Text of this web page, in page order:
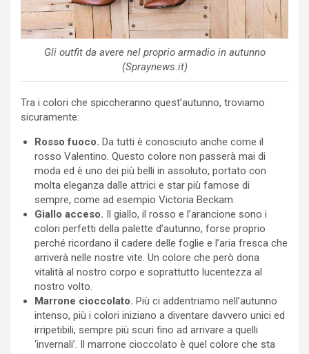
Gli outfit da avere nel proprio armadio in autunno
(Spraynews.it)
Tra i colori che spiccheranno quest’autunno, troviamo
sicuramente:
Rosso fuoco. Da tutti è conosciuto anche come il
rosso Valentino. Questo colore non passerà mai di
moda ed è uno dei più belli in assoluto, portato con
molta eleganza dalle attrici e star più famose di
sempre, come ad esempio Victoria Beckam.
Giallo acceso. Il giallo, il rosso e l’arancione sono i
colori perfetti della palette d’autunno, forse proprio
perché ricordano il cadere delle foglie e l’aria fresca che
arriverà nelle nostre vite. Un colore che però dona
vitalità al nostro corpo e soprattutto lucentezza al
nostro volto.
Marrone cioccolato. Più ci addentriamo nell’autunno
intenso, più i colori iniziano a diventare davvero unici ed
irripetibili, sempre più scuri fino ad arrivare a quelli
‘invernali’. Il marrone cioccolato è quel colore che sta